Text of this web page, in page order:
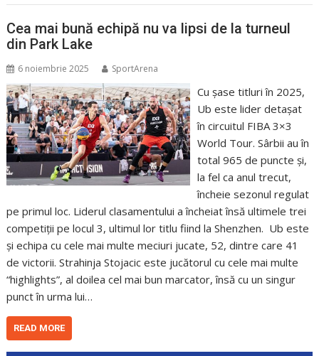
Cea mai bună echipă nu va lipsi de la turneul
din Park Lake
6 noiembrie 2025 SportArena
Cu șase titluri în 2025,
Ub este lider detașat
în circuitul FIBA 3×3
World Tour. Sârbii au în
total 965 de puncte și,
la fel ca anul trecut,
încheie sezonul regulat
pe primul loc. Liderul clasamentului a încheiat însă ultimele trei
competiții pe locul 3, ultimul lor titlu fiind la Shenzhen. Ub este
și echipa cu cele mai multe meciuri jucate, 52, dintre care 41
de victorii. Strahinja Stojacic este jucătorul cu cele mai multe
“highlights”, al doilea cel mai bun marcator, însă cu un singur
punct în urma lui…
READ MORE